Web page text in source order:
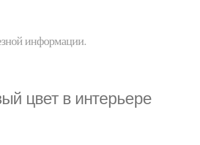
информации.
цвет в интерьере